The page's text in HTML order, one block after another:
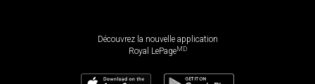
Découvrez la nouvelle application
Royal LePageMD